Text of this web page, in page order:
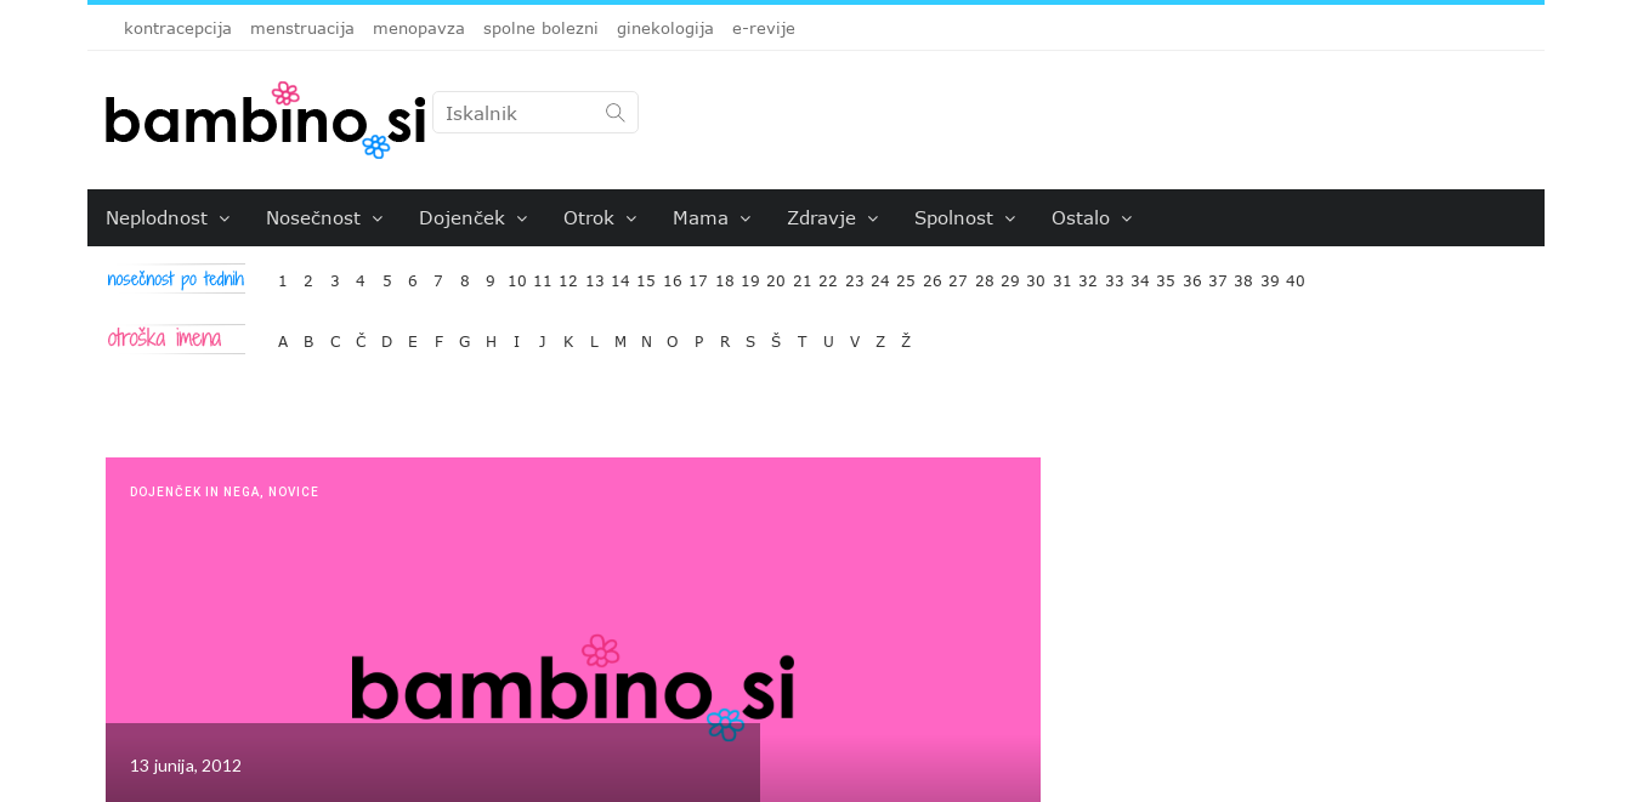
kontracepcija menstruacija menopavza spolne bolezni ginekologija e-revije
Neplodnost Nosečnost Dojenček Otrok Mama Zdravje Spolnost Ostalo
1 2 3 4 5 6 7 8 9 10 11 12 13 14 15 16 17 18 19 20 21 22 23 24 25 26 27 28 29 30 31 32 33 34 35 36 37 38 39 40
A B C Č D E F G H I J K L M N O P R S Š T U V Z Ž
DOJENČEK IN NEGA NOVICE
13 junija, 2012